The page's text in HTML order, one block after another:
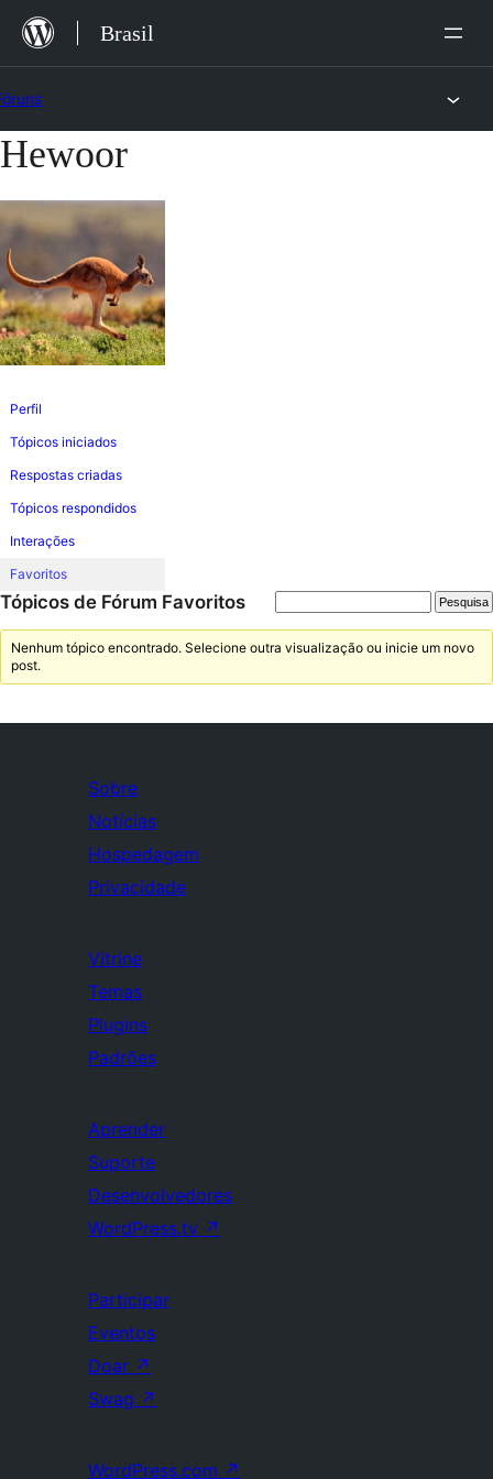
para
Brasil
Pular
conteúdo
Hewoor
Perfil
Tópicos iniciados
Respostas criadas
Tópicos respondidos
Interações
Favoritos
Tópicos de Fórum Favoritos
Nenhum tópico encontrado. Selecione outra visualização ou inicie um novo
post.
Sobre
Notícias
Hospedagem
Privacidade
Vitrine
Temas
Plugins
Padrões
Aprender
Suporte
Desenvolvedores
WordPress.tv ↗
Participar
Eventos
Doar ↗
Swag ↗
WordPress.com ↗